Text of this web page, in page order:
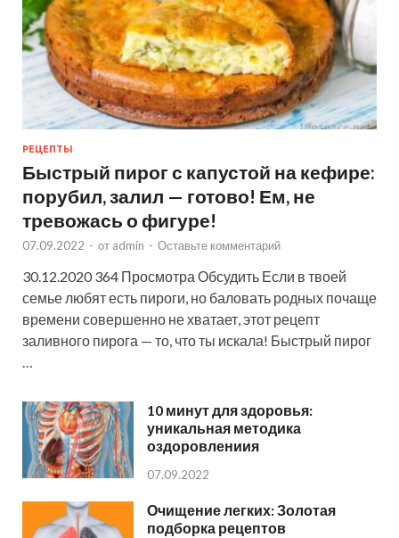
РЕЦЕПТЫ
Быстрый пирог с капустой на кефире:
порубил, залил — готово! Ем, не
тревожась о фигуре!
07.09.2022 - от admin - Оставьте комментарий
30.12.2020 364 Просмотра Обсудить Если в твоей
семье любят есть пироги, но баловать родных почаще
времени совершенно не хватает, этот рецепт
заливного пирога — то, что ты искала! Быстрый пирог
…
10 минут для здоровья:
уникальная методика
оздоровлениия
07.09.2022
Очищение легких: Золотая
подборка рецептов